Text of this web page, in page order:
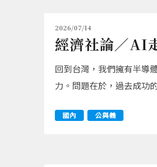
2026/07/14
經濟社論／AI
回到台灣，我們擁有半導
力。問題在於，過去成功
國內 公與義